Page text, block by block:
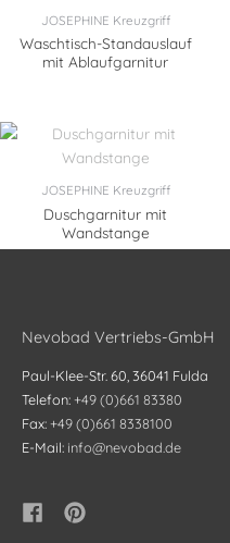
JOSEPHINE Kreuzgriff
Waschtisch-Standauslauf
mit Ablaufgarnitur
JOSEPHINE Kreuzgriff
Duschgarnitur mit
Wandstange
Nevobad Vertriebs-GmbH
Paul-Klee-Str. 60, 36041 Fulda
Telefon:+49 (0)661 83380
Fax:+49 (0)661 8338100
E-Mail: info@nevobad.de